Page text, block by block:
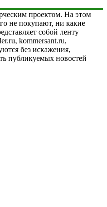
проектом. На этом
не покупают, ни какие
собой ленту
kommersant.ru,
без искажения,
публикуемых новостей